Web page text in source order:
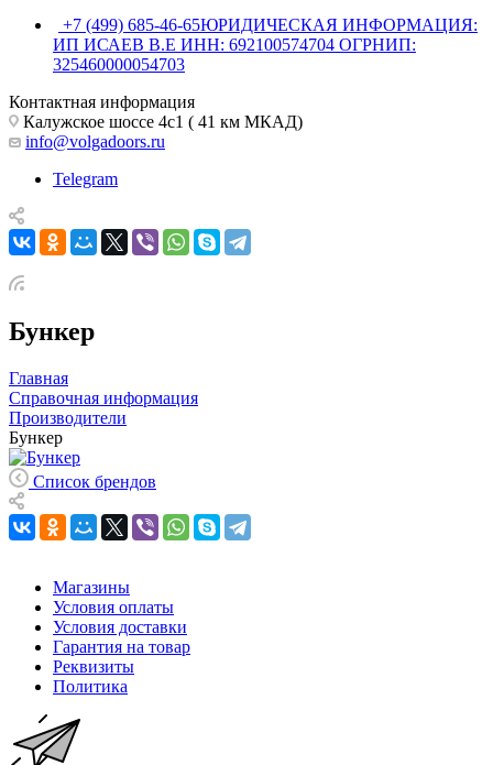
+7 (499) 685-46-65ЮРИДИЧЕСКАЯ ИНФОРМАЦИЯ:
ИП ИСАЕВ В.Е ИНН: 692100574704 ОГРНИП:
325460000054703
Контактная информация
Калужское шоссе 4с1 ( 41 км МКАД)
info@volgadoors.ru
Telegram
Бункер
Главная
Справочная информация
Производители
Бункер
Список брендов
Магазины
Условия оплаты
Условия доставки
Гарантия на товар
Реквизиты
Политика